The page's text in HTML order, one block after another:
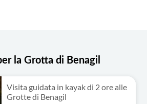
la Grotta di Benagil
Visita guidata in kayak di 2 ore alle
Grotte di Benagil